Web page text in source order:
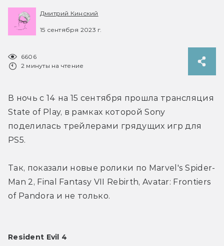
Дмитрий Кинский
15 сентября 2023 г.
6606
2 минуты на чтение
В ночь с 14 на 15 сентября прошла трансляция
State of Play, в рамках которой Sony
поделилась трейлерами грядущих игр для
PS5.
Так, показали новые ролики по Marvel's Spider-
Man 2, Final Fantasy VII Rebirth, Avatar: Frontiers
of Pandora и не только.
Resident Evil 4